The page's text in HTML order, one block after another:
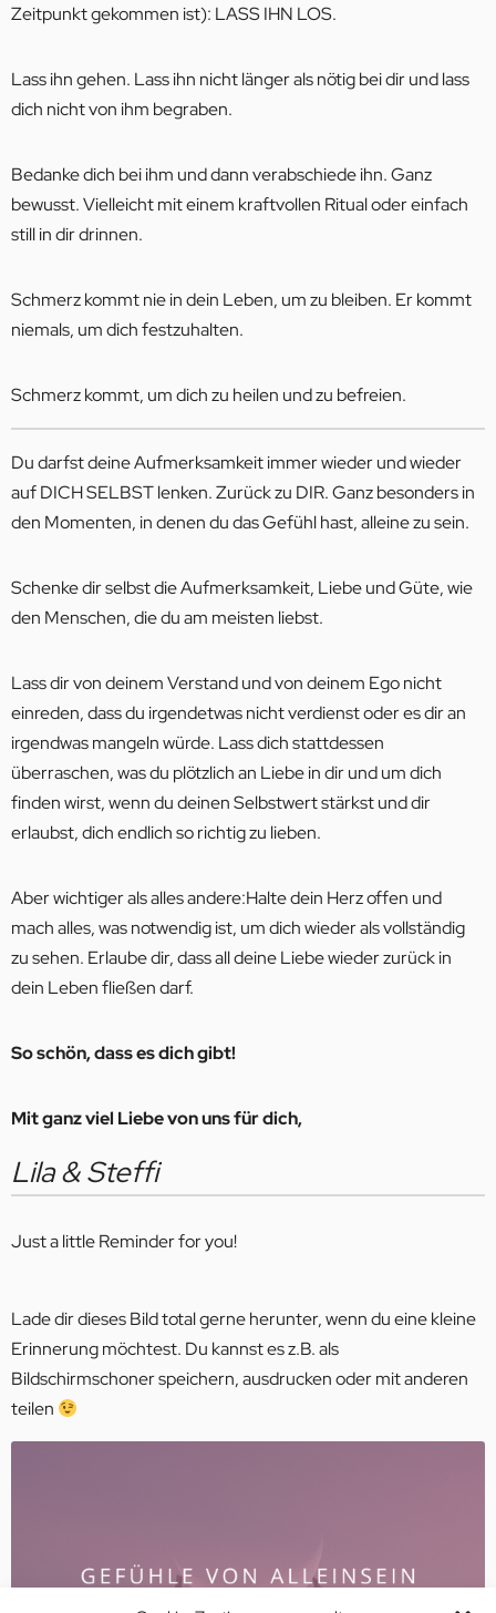
Zeitpunkt gekommen ist): LASS IHN LOS.
Lass ihn gehen. Lass ihn nicht länger als nötig bei dir und lass
dich nicht von ihm begraben.
Bedanke dich bei ihm und dann verabschiede ihn. Ganz
bewusst. Vielleicht mit einem kraftvollen Ritual oder einfach
still in dir drinnen.
Schmerz kommt nie in dein Leben, um zu bleiben. Er kommt
niemals, um dich festzuhalten.
Schmerz kommt, um dich zu heilen und zu befreien.
Du darfst deine Aufmerksamkeit immer wieder und wieder
auf DICH SELBST lenken. Zurück zu DIR. Ganz besonders in
den Momenten, in denen du das Gefühl hast, alleine zu sein.
Schenke dir selbst die Aufmerksamkeit, Liebe und Güte, wie
den Menschen, die du am meisten liebst.
Lass dir von deinem Verstand und von deinem Ego nicht
einreden, dass du irgendetwas nicht verdienst oder es dir an
irgendwas mangeln würde. Lass dich stattdessen
überraschen, was du plötzlich an Liebe in dir und um dich
finden wirst, wenn du deinen Selbstwert stärkst und dir
erlaubst, dich endlich so richtig zu lieben.
Aber wichtiger als alles andere:Halte dein Herz offen und
mach alles, was notwendig ist, um dich wieder als vollständig
zu sehen. Erlaube dir, dass all deine Liebe wieder zurück in
dein Leben fließen darf.
So schön, dass es dich gibt!
Mit ganz viel Liebe von uns für dich,
Lila & Steffi
Just a little Reminder for you!
Lade dir dieses Bild total gerne herunter, wenn du eine kleine
Erinnerung möchtest. Du kannst es z.B. als
Bildschirmschoner speichern, ausdrucken oder mit anderen
teilen